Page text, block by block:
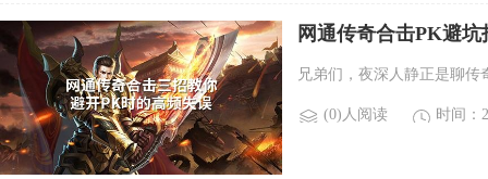
网通传奇合击PK避
兄弟们，夜深人静正是聊
(0)人阅读 时间：